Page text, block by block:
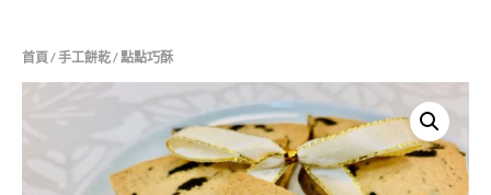
首頁/手工餅乾/ 點點巧酥